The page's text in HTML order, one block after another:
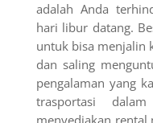
adalah Anda
hari libur datang.
untuk bisa menjalin
dan saling
pengalaman yang
trasportasi